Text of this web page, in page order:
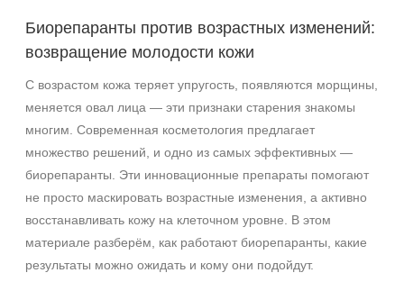
Результат
Гладкость
Защита
Лифтинг
Показать еще
Область применения
Веки
Вокруг глаз
Волосы
Биорепаранты против возрастных изменений:
возвращение молодости кожи
С возрастом кожа теряет упругость, появляются морщины,
меняется овал лица — эти признаки старения знакомы
многим. Современная косметология предлагает
множество решений, и одно из самых эффективных —
биорепаранты. Эти инновационные препараты помогают
не просто маскировать возрастные изменения, а активно
восстанавливать кожу на клеточном уровне. В этом
материале разберём, как работают биорепаранты, какие
результаты можно ожидать и кому они подойдут.